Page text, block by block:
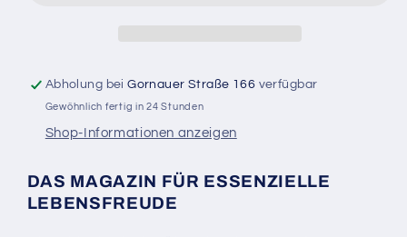
Abholung beiGornauer Straße 166 verfügbar
Gewöhnlich fertig in 24 Stunden
Shop-Informationen anzeigen
DAS MAGAZIN FÜR ESSENZIELLE
LEBENSFREUDE